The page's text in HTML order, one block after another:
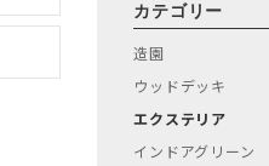
カテゴリー
造園
ウッドデッキ
エクステリア
インドアグリーン